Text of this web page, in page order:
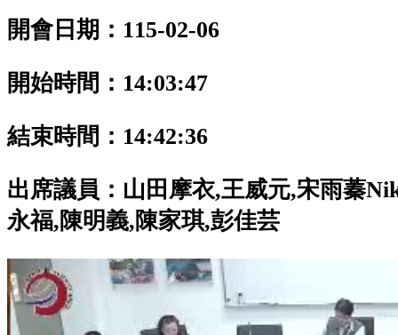
開會日期：115-02-06
開始時間：14:03:47
結束時間：14:42:36
出席議員： 山田摩衣,王威元,宋雨蓁
永福,陳明義,陳家琪,彭佳芸